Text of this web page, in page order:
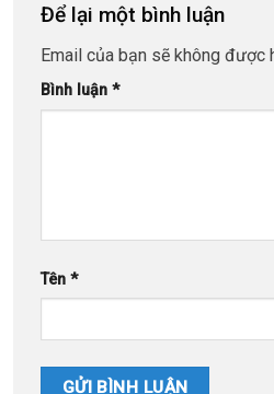
Để lại một bình luận
Email của bạn sẽ không được
Bình luận *
Tên *